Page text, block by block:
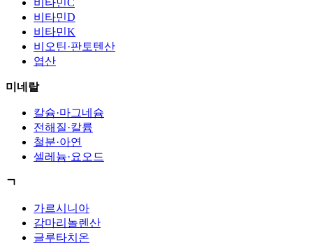
비타민D
비타민K
비오틴·판토텐산
엽산
미네랄
칼슘·마그네슘
전해질·칼륨
철분·아연
셀레늄·요오드
ㄱ
가르시니아
감마리놀렌산
글루타치온